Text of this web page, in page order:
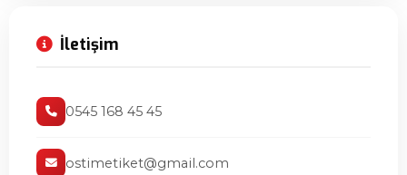
İletişim
0545 168 45 45
ostimetiket@gmail.com